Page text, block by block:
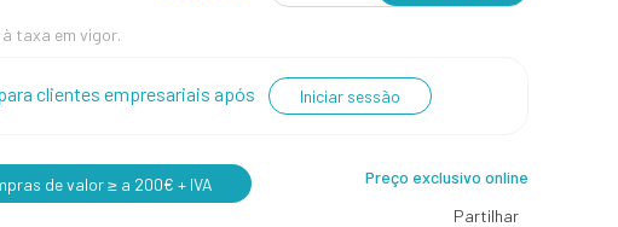
taxa em vigor.
clientes empresariais após Iniciar sessão
de valor ≥ a 200€ + IVA
Preço exclusivo online
Partilhar